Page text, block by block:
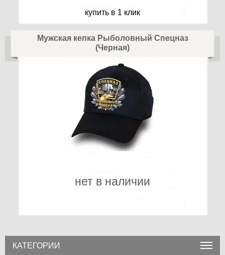
купить в 1 клик
Мужская кепка Рыболовный Спецназ
(Черная)
нет в наличии
КАТЕГОРИИ